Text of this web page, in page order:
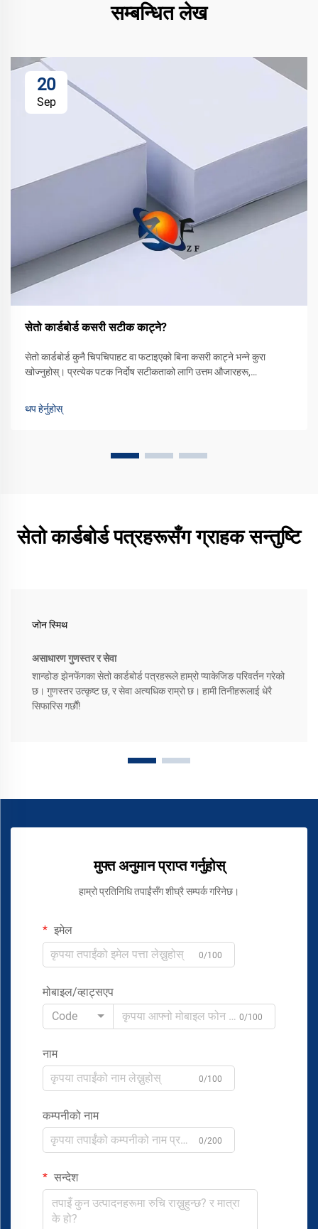
सम्बन्धित लेख
20
Sep
सेतो कार्डबोर्ड कसरी सटीक काट्ने?
सेतो कार्डबोर्ड कुनै चिपचिपाहट वा फटाइएको बिना कसरी काट्ने भन्ने कुरा
खोज्नुहोस्। प्रत्येक पटक निर्दोष सटीकताको लागि उत्तम औजारहरू,
सुरु गर्नुहोस्।
थप हेर्नुहोस्
सेतो कार्डबोर्ड पत्रहरूसँग ग्राहक सन्तुष्टि
जोन स्मिथ
असाधारण गुणस्तर र सेवा
शान्डोङ झेनफेंगका सेतो कार्डबोर्ड पत्रहरूले हाम्रो प्याकेजिङ परिवर्तन गरेको
छ। गुणस्तर उत्कृष्ट छ, र सेवा अत्यधिक राम्रो छ। हामी तिनीहरूलाई धेरै
सिफारिस गर्छौं!
मुफ्त अनुमान प्राप्त गर्नुहोस्
हाम्रो प्रतिनिधि तपाईंसँग शीघ्रै सम्पर्क गरिनेछ।
इमेल
0/100
मोबाइल/व्हाट्सएप
Code
0/100
नाम
0/100
कम्पनीको नाम
0/200
सन्देश